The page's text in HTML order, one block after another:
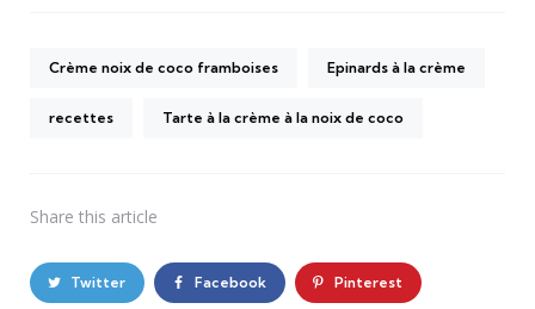
Crème noix de coco framboises Epinards à la crème
recettes Tarte à la crème à la noix de coco
Share this article
Twitter Facebook Pinterest